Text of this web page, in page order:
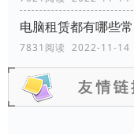
电脑租赁都有哪些
7831阅读 2022-11-14